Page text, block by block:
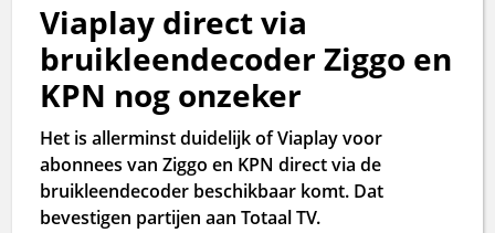
Viaplay direct via
bruikleendecoder Ziggo en
KPN nog onzeker
Het is allerminst duidelijk of Viaplay voor
abonnees van Ziggo en KPN direct via de
bruikleendecoder beschikbaar komt. Dat
bevestigen partijen aan Totaal TV.